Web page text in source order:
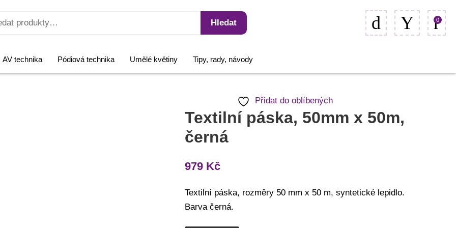
Hledat 0
AV technika Pódiová technika Umělé květiny Tipy, rady, návody
Přidat do oblíbených
Textilní páska, 50mm x 50m,
černá
979 Kč
Textilní páska, rozměry 50 mm x 50 m, syntetické lepidlo.
Barva černá.